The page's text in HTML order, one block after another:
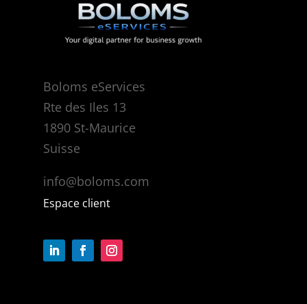
Boloms eServices
Rte des Iles 13
1890 St-Maurice
Suisse
info@boloms.com
Espace client